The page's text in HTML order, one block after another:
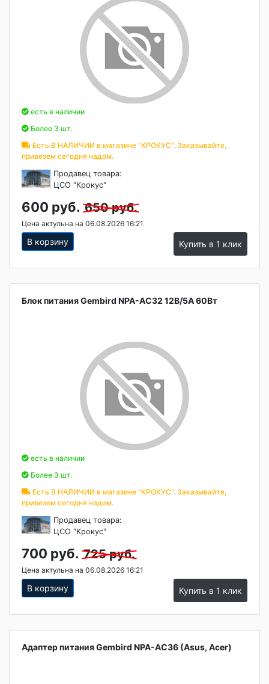
есть в наличии
Более 3 шт.
Есть В НАЛИЧИИ в магазине "КРОКУС". Заказывайте,
привезем сегодня надом.
Продавец товара:
ЦСО "Крокус"
600 руб. 650 руб.
Цена актульна на 06.08.2026 16:21
В корзину Купить в 1 клик
Блок питания Gembird NPA-AC32 12B/5A 60Вт
есть в наличии
Более 3 шт.
Есть В НАЛИЧИИ в магазине "КРОКУС". Заказывайте,
привезем сегодня надом.
Продавец товара:
ЦСО "Крокус"
700 руб. 725 руб.
Цена актульна на 06.08.2026 16:21
В корзину Купить в 1 клик
Адаптер питания Gembird NPA-AC36 (Asus, Acer)